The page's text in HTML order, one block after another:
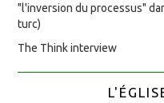
"l'inversion du processus"
turc)
The Think interview